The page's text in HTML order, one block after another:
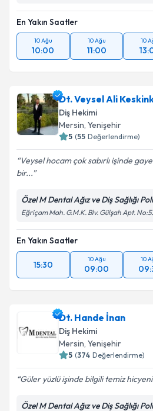
En Yakın Saatler
10 Ağu
10:00
10 Ağu
11:00
10
Dt. Veysel Ali
Diş Hekimi
Mersin, Yenişehir
5 (55 Değerlendirme)
Veysel hocam çok sabırlı işinde
bir...
Özel M Dental Ağız ve Diş Sağlığı
Eğriçam Mah. G.M.K. Blv. Gülşah Apt.
En Yakın Saatler
15:30
10 Ağu
09:00
10
Dt. Hande İnan
Diş Hekimi
Mersin, Yenişehir
5 (374 Değerlendirme)
Güler yüzlü işinde bilgili temiz
Özel M Dental Ağız ve Diş Sağlığı